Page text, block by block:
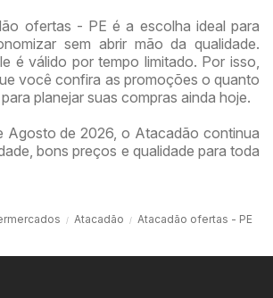
ofertas - PE é a escolha ideal para
sem abrir mão da qualidade.
é válido por tempo limitado. Por isso,
você confira as promoções o quanto
planejar suas compras ainda hoje.
Agosto de 2026, o Atacadão continua
bons preços e qualidade para toda
Atacadão Atacadão ofertas - PE